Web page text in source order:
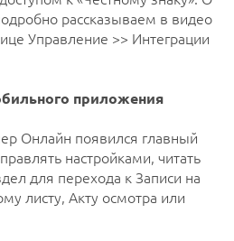
рассказываем в видео
Управление >> Интеграции
приложения
Онлайн появился главный
настройками, читать
для перехода к Записи на
листу, Акту осмотра или